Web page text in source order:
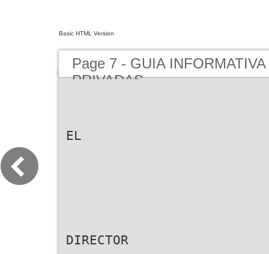
Basic HTML Version
Page 7 - GUIA
PRIVADAS
EL
DIRECTOR